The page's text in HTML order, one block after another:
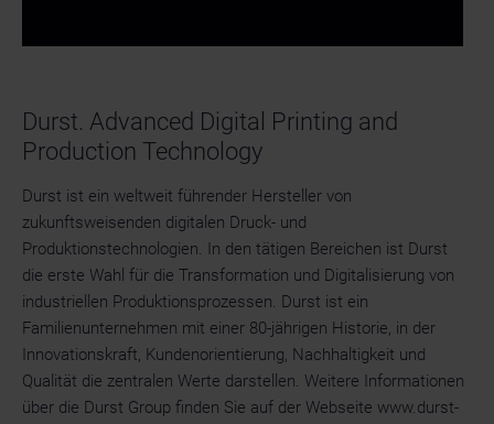
Durst. Advanced Digital Printing and
Production Technology
Durst ist ein weltweit führender Hersteller von
zukunftsweisenden digitalen Druck- und
Produktionstechnologien. In den tätigen Bereichen ist Durst
die erste Wahl für die Transformation und Digitalisierung von
industriellen Produktionsprozessen. Durst ist ein
Familienunternehmen mit einer 80-jährigen Historie, in der
Innovationskraft, Kundenorientierung, Nachhaltigkeit und
Qualität die zentralen Werte darstellen. Weitere Informationen
über die Durst Group finden Sie auf der Webseite www.durst-